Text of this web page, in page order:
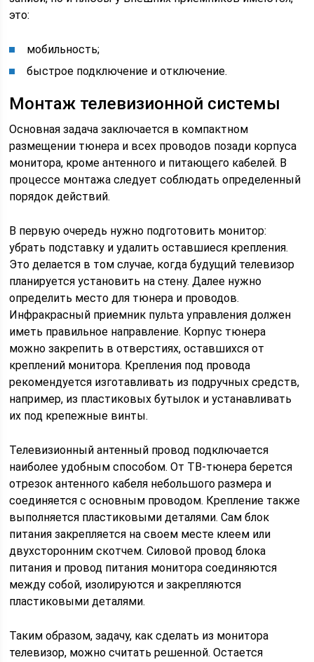
это:
мобильность;
быстрое подключение и отключение.
Монтаж телевизионной системы
Основная задача заключается в компактном
размещении тюнера и всех проводов позади корпуса
монитора, кроме антенного и питающего кабелей. В
процессе монтажа следует соблюдать определенный
порядок действий.
В первую очередь нужно подготовить монитор:
убрать подставку и удалить оставшиеся крепления.
Это делается в том случае, когда будущий телевизор
планируется установить на стену. Далее нужно
определить место для тюнера и проводов.
Инфракрасный приемник пульта управления должен
иметь правильное направление. Корпус тюнера
можно закрепить в отверстиях, оставшихся от
креплений монитора. Крепления под провода
рекомендуется изготавливать из подручных средств,
например, из пластиковых бутылок и устанавливать
их под крепежные винты.
Телевизионный антенный провод подключается
наиболее удобным способом. От ТВ-тюнера берется
отрезок антенного кабеля небольшого размера и
соединяется с основным проводом. Крепление также
выполняется пластиковыми деталями. Сам блок
питания закрепляется на своем месте клеем или
двухсторонним скотчем. Силовой провод блока
питания и провод питания монитора соединяются
между собой, изолируются и закрепляются
пластиковыми деталями.
Таким образом, задачу, как сделать из монитора
телевизор, можно считать решенной. Остается